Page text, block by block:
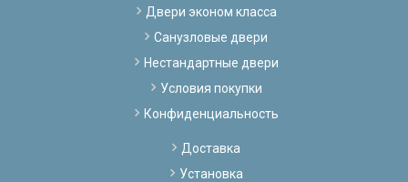
Двери эконом класса
Санузловые двери
Нестандартные двери
Условия покупки
Конфиденциальность
Доставка
Установка